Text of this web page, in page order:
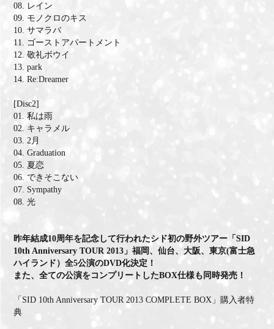
08. レイン
09. モノクロのキス
10. サマラバ
11. ゴーストアパートメント
12. 敬礼ボウイ
13. park
14. Re:Dreamer
[Disc2]
01. 私は雨
02. キャラメル
03. 2月
04. Graduation
05. 夏恋
06. できそこない
07. Sympathy
08. 光
昨年結成10周年を記念して行われたシド初の野外ツアー「SID
10th Anniversary TOUR 2013」福岡、仙台、大阪、東京(富士急
ハイランド）全5公演のDVD化決定！
また、全ての公演をコンプリートしたBOX仕様も同時発売！
「SID 10th Anniversary TOUR 2013 COMPLETE BOX」購入者特
典